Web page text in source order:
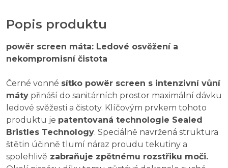
Popis produktu
powër screen máta: Ledové osvěžení a
nekompromisní čistota
Černé vonné sítko powër screen s intenzivní vůní
máty přináší do sanitárních prostor maximální dávku
ledové svěžesti a čistoty. Klíčovým prvkem tohoto
produktu je patentovaná technologie Sealed
Bristles Technology. Speciálně navržená struktura
štětin účinně tlumí náraz proudu tekutiny a
spolehlivě zabraňuje zpětnému rozstřiku moči.